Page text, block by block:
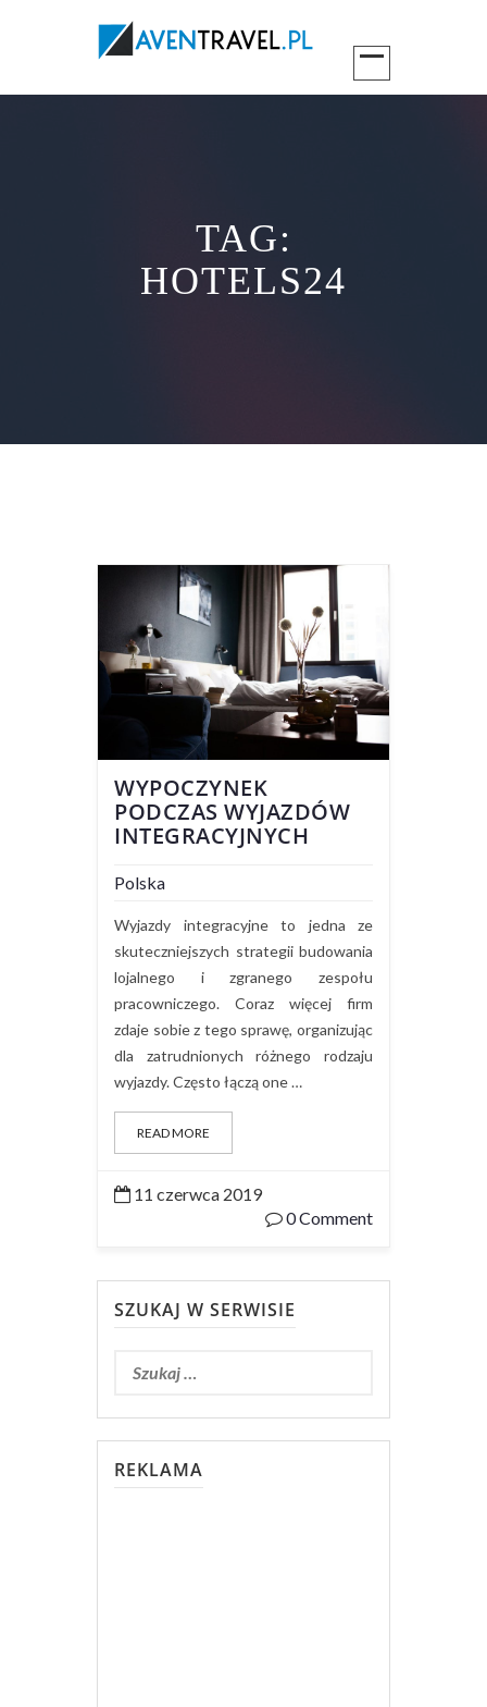
TAG:
HOTELS24
WYPOCZYNEK
PODCZAS WYJAZDÓW
INTEGRACYJNYCH
Polska
Wyjazdy integracyjne to jedna ze
skuteczniejszych strategii budowania
lojalnego i zgranego zespołu
pracowniczego. Coraz więcej firm
zdaje sobie z tego sprawę, organizując
dla zatrudnionych różnego rodzaju
wyjazdy. Często łączą one …
READ MORE
11 czerwca 2019
0 Comment
SZUKAJ W SERWISIE
REKLAMA